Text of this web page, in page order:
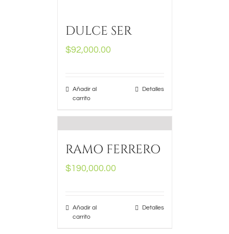
DULCE SER
$92,000.00
Añadir al
carrito
Detalles
RAMO FERRERO
$190,000.00
Añadir al
carrito
Detalles